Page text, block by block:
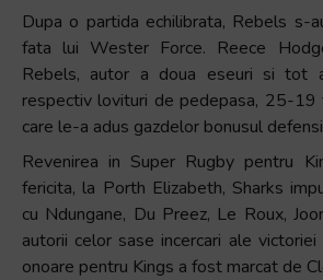
Dupa o partida echilibrata, Rebels s-
fata lui Wester Force. Reece
Rebels, autor a doua eseuri si tot
respectiv lovituri de pedepasa, 25-19
care le-a adus gazdelor bonusul
Revenirea in Super Rugby pentru
fericita, la Porth Elizabeth, Sharks
cu Ndungane, Du Preez, Le Roux,
autorii celor sase incercari ale
onoare pentru Kings a fost marcat de